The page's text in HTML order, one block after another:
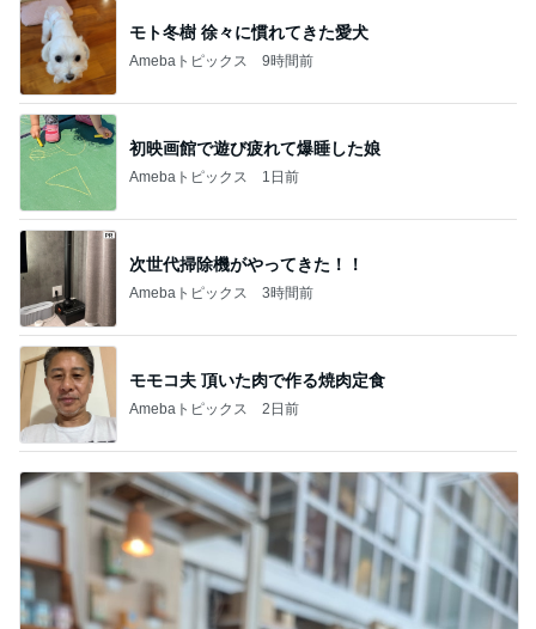
モト冬樹 徐々に慣れてきた愛犬
Amebaトピックス 9時間前
初映画館で遊び疲れて爆睡した娘
Amebaトピックス 1日前
次世代掃除機がやってきた！！
Amebaトピックス 3時間前
モモコ夫 頂いた肉で作る焼肉定食
Amebaトピックス 2日前